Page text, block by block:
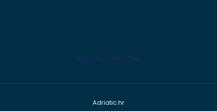
WEBSITE ADRIATIC.HR
Adriatic.hr